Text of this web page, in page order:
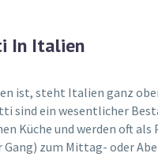
In Italien
ist, steht Italien ganz
sind ein wesentlicher
Küche und werden oft als
zum Mittag- oder